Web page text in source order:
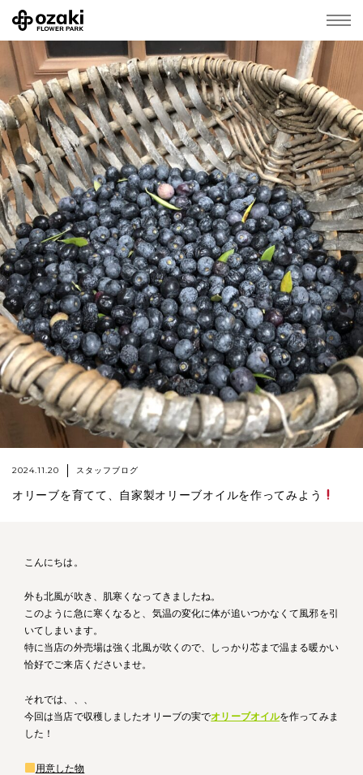
2024.11.20 スタッフブログ
オリーブを育てて、自家製オリーブオイルを作ってみよう
こんにちは。
外も北風が吹き、肌寒くなってきましたね。
このように急に寒くなると、気温の変化に体が追いつかなくて風邪を引
いてしまいます。
特に当店の外売場は強く北風が吹くので、しっかり芯まで温まる暖かい
恰好でご来店くださいませ。
それでは、、、
今回は当店で収穫しましたオリーブの実でオリーブオイルを作ってみま
した！
用意した物